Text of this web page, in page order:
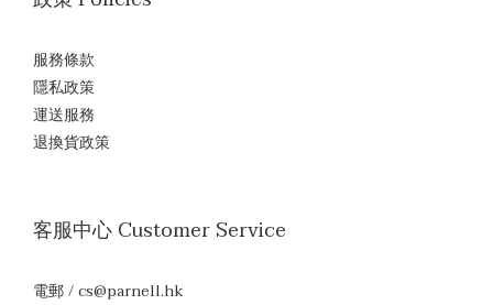
服務條款
隱私政策
運送服務
退換貨政策
客服中心 Customer Service
電郵 / cs@parnell.hk